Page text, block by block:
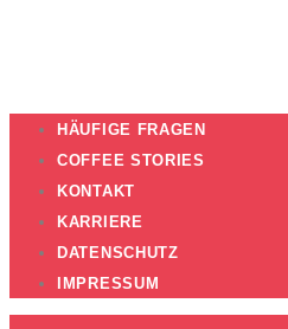
HÄUFIGE FRAGEN
COFFEE STORIES
KONTAKT
KARRIERE
DATENSCHUTZ
IMPRESSUM